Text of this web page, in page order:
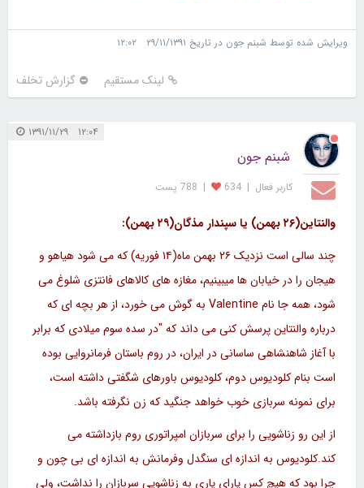
ویرایش شده توسط شبنم جون در تاریخ ۲۹/۱۱/۱۳۹۱ ۱۲:۰۲
لینک مستقیم گزارش تخلف
۱۲:۰۴ ۱۳۹۱/۱۱/۲۹
شبنم جون
کاربر فعال |
634
| 788 پست
والنتاین(۲۶ بهمن) یا سپندار مذگان(۲۹ بهمن):
چند سالی است نزدیک ۲۶ بهمن ماه(۱۴ فوریه) که می شود هیاهو و
هیجان را در خیابان ها میبینیم، مغازه های کالاهای فانتزی شلوغ می
شود، همه جا نام Valentine به گوش می خورد، از هر بچه ای که
درباره والنتاین پرسش کنی می داند که "در سده سوم میلادی که برابر
با آغاز شاهنشاهی ساسانی در ایران، در روم باستان فرمانروایی بوده
است بنام کلودیوس دوم، کلودیوس باورهای شگفتی داشته است،
برای نمونه سربازی خوب خواهد جنگید که زن نگرفته باشد.
از این رو زناشویی را برای سربازان امپراتوری روم بازداشته می
کند.کلودیوس به اندازه ای سنگدل وفرمانش به اندازه ای بی چون و
چرا بود که هیچ کس یارای یاری به زناشویی سربازان را نداشت، ولی